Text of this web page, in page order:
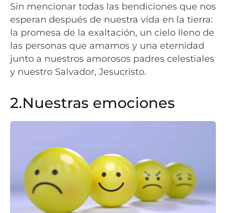
Sin mencionar todas las bendiciones que nos
esperan después de nuestra vida en la tierra:
la promesa de la exaltación, un cielo lleno de
las personas que amamos y una eternidad
junto a nuestros amorosos padres celestiales
y nuestro Salvador, Jesucristo.
2.Nuestras emociones